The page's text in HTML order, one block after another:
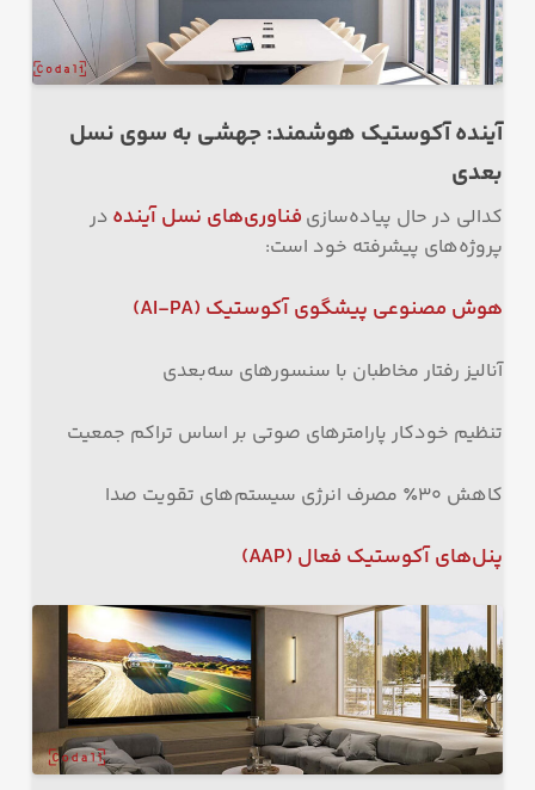
آینده آکوستیک هوشمند: جهشی به سوی نسل
بعدی
کدالی در حال پیاده‌سازی فناوری‌های نسل آینده در
پروژه‌های پیشرفته خود است:
هوش مصنوعی پیشگوی آکوستیک (AI-PA)
آنالیز رفتار مخاطبان با سنسورهای سه‌بعدی
تنظیم خودکار پارامترهای صوتی بر اساس تراکم جمعیت
کاهش ۳۰٪ مصرف انرژی سیستم‌های تقویت صدا
پنل‌های آکوستیک فعال (AAP)